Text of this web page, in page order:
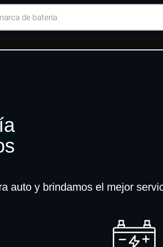
auto y brindamos el mejor